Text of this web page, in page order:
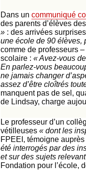
Dans un communiqué
des parents d’élèves
» : des arrivées surprises
une école de 90 élèves,
comme de professeurs
scolaire : « Avez-vous
En parlez-vous
ne jamais changer
assez d’être cloîtrés
manquent pas de sel,
de Lindsay, charge
Le professeur d’un
vétilleuses « dont les
FPEEI, témoigne auprès
été interrogés par des
et sur des sujets
Fondation pour l’école,